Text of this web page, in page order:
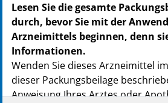
Lesen Sie die gesamte
durch, bevor Sie mit der
Arzneimittels beginnen, denn
Informationen.
Wenden Sie dieses Arzneimittel
dieser Packungsbeilage
Anweisung Ihres Arztes oder